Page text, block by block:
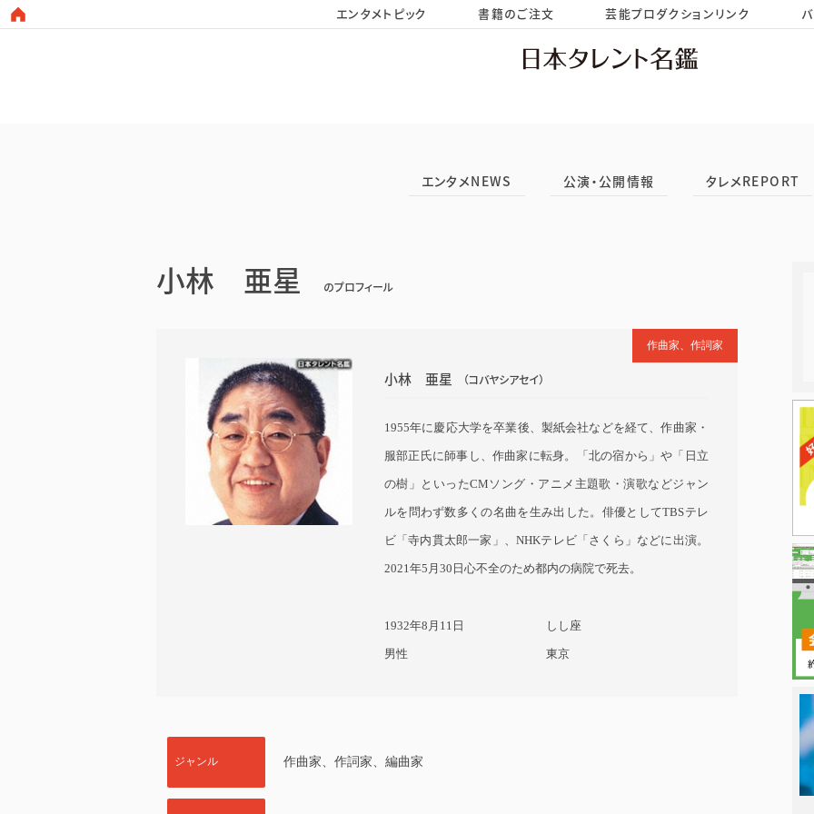
HOME お問い合わせ
エンタメトピック 書籍のご注文 芸能プロダクションリンク
エンタメNEWS 公演・公開情報 タレメREPORT
小林 亜星 のプロフィール
作曲家、作詞家
小林 亜星 （コバヤシアセイ）
1955年に慶応大学を卒業後、製紙会社などを経て、作曲家・
服部正氏に師事し、作曲家に転身。「北の宿から」や「日立
の樹」といったCMソング・アニメ主題歌・演歌などジャン
ルを問わず数多くの名曲を生み出した。俳優としてTBSテレ
ビ「寺内貫太郎一家」、NHKテレビ「さくら」などに出演。
2021年5月30日心不全のため都内の病院で死去。
1932年8月11日 しし座
男性 東京
ジャンル 作曲家、作詞家、編曲家
日本タレント